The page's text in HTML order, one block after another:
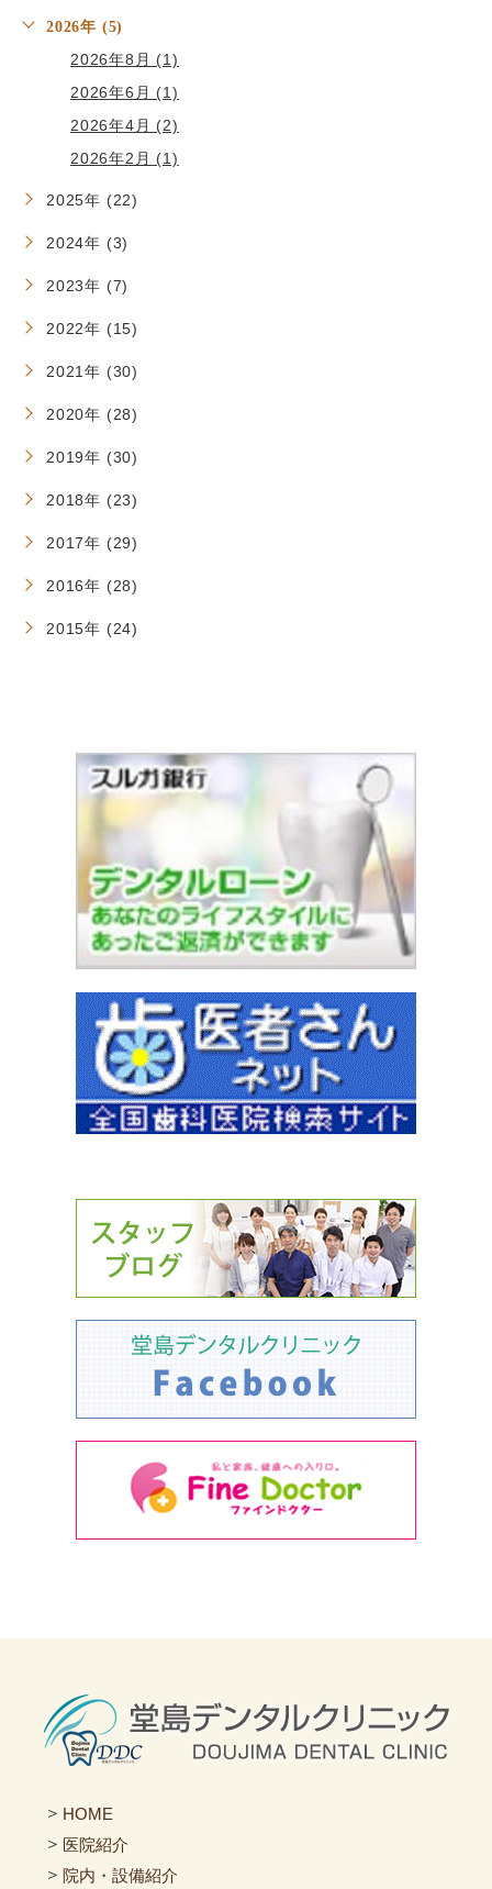
2026年 (5)
2026年8月 (1)
2026年6月 (1)
2026年4月 (2)
2026年2月 (1)
2025年 (22)
2024年 (3)
2023年 (7)
2022年 (15)
2021年 (30)
2020年 (28)
2019年 (30)
2018年 (23)
2017年 (29)
2016年 (28)
2015年 (24)
＞ HOME
＞ 医院紹介
＞院内・設備紹介